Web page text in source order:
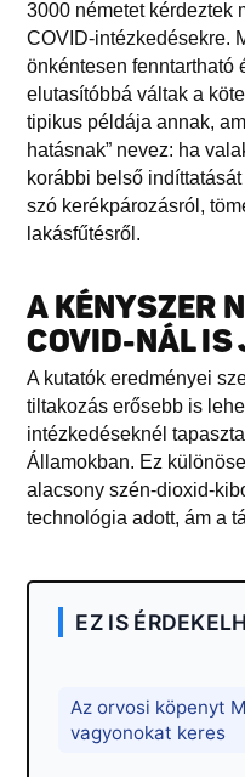
3000 németet kérdeztek
COVID-intézkedésekre.
önkéntesen fenntartható
elutasítóbbá váltak a
tipikus példája annak,
hatásnak” nevez: ha
korábbi belső
szó kerékpározásról,
lakásfűtésről.
A KÉNYSZER
COVID-NÁL IS
A kutatók eredményei
tiltakozás erősebb is
intézkedéseknél
Államokban. Ez
alacsony szén-dioxid-
technológia adott, ám a
EZ IS
Az orvosi köpenyt
vagyonokat keres